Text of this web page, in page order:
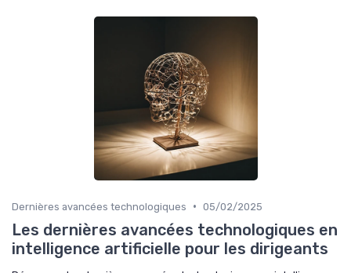
Dernières avancées technologiques • 05/02/2025
Les dernières avancées technologiques en
intelligence artificielle pour les dirigeants